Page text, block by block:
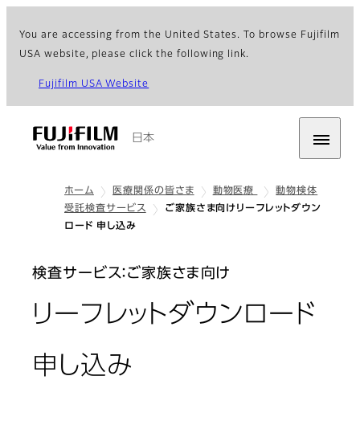
You are accessing from the United States. To browse Fujifilm
USA website, please click the following link.
Fujifilm USA Website
日本
ホーム 医療関係の皆さま 動物医療
動物検体
受託検査サービス
ご家族さま向けリーフレットダウン
ロード 申し込み
検査サービス：ご家族さま向け
リーフレットダウンロード
申し込み